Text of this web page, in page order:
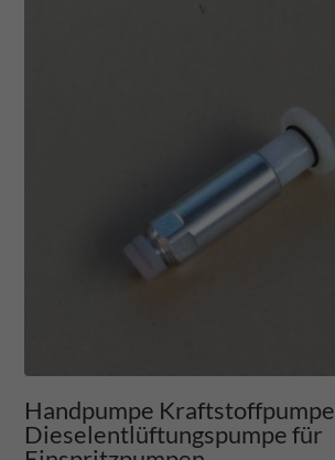
Handpumpe Kraftstoffpumpe
Dieselentlüftungspumpe für